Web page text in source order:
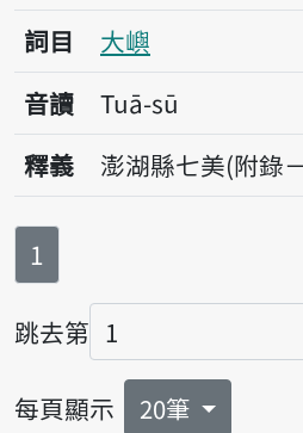
詞目
大嶼
音讀
Tuā-sū
釋義
澎湖縣七美(附錄
第
1
跳去第
頁碼
每頁顯示 20筆